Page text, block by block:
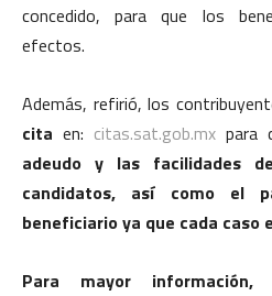
concedido, para que los
efectos.
Además, refirió, los
cita en: citas.sat.gob.mx para
adeudo y las facilidades
candidatos, así como el
beneficiario ya que cada caso
Para mayor